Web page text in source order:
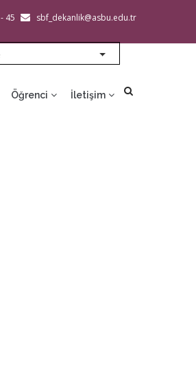
45 sbf_dekanlik@asbu.edu.tr
List additional
Öğrenci İletişim